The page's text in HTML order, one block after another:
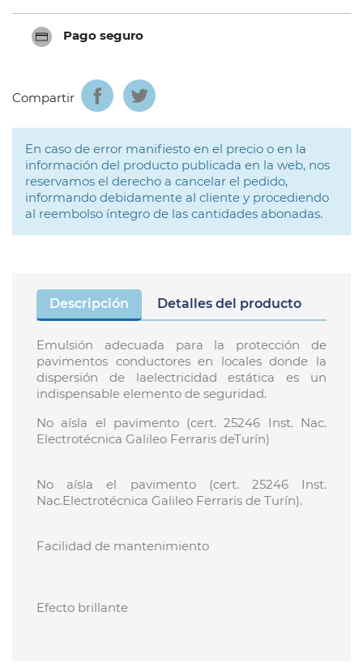
Pago seguro
Compartir
En caso de error manifiesto en el precio o en la
información del producto publicada en la web, nos
reservamos el derecho a cancelar el pedido,
informando debidamente al cliente y procediendo
al reembolso íntegro de las cantidades abonadas.
Descripción Detalles del producto
Emulsión adecuada para la protección de
pavimentos conductores en locales donde la
dispersión de laelectricidad estática es un
indispensable elemento de seguridad.
No aísla el pavimento (cert. 25246 Inst. Nac.
Electrotécnica Galileo Ferraris deTurín)
No aísla el pavimento (cert. 25246 Inst.
Nac.Electrotécnica Galileo Ferraris de Turín).
Facilidad de mantenimiento
Efecto brillante